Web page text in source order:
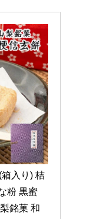
入り) 桔
粉 黒蜜
銘菓 和